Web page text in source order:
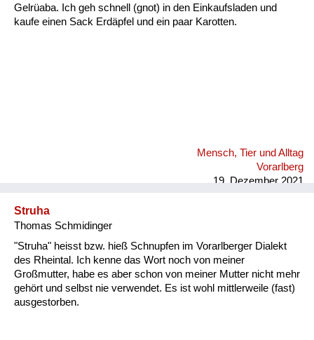
Gelrüaba. Ich geh schnell (gnot) in den Einkaufsladen und
kaufe einen Sack Erdäpfel und ein paar Karotten.
Mensch, Tier und Alltag
Vorarlberg
19. Dezember 2021
Struha
Thomas Schmidinger
"Struha" heisst bzw. hieß Schnupfen im Vorarlberger Dialekt
des Rheintal. Ich kenne das Wort noch von meiner
Großmutter, habe es aber schon von meiner Mutter nicht mehr
gehört und selbst nie verwendet. Es ist wohl mittlerweile (fast)
ausgestorben.